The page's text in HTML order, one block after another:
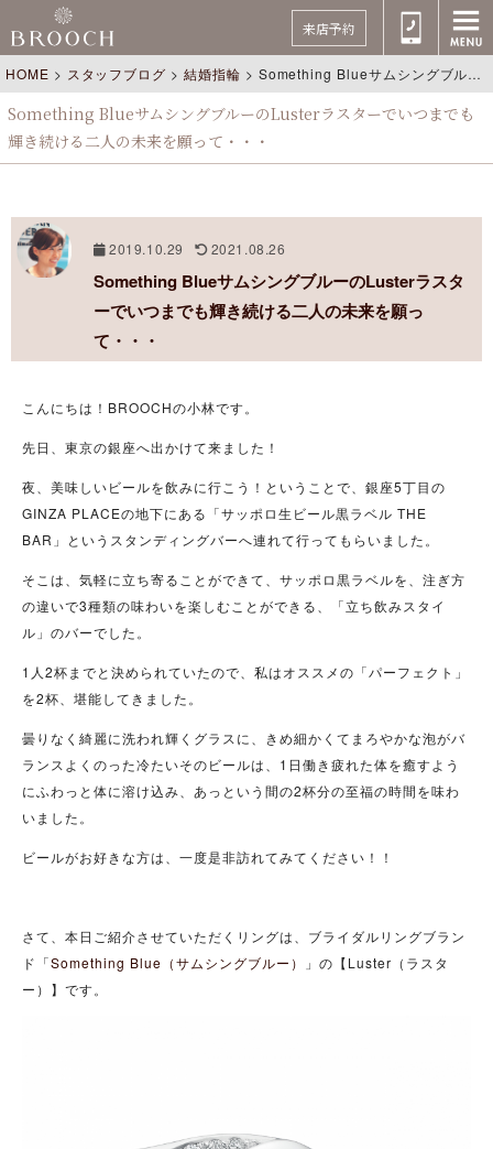
来店予約
HOME > スタッフブログ >結婚指輪 > Something BlueサムシングブルーのLusterラスターでいつまでも輝き続ける二人の未来を願って・・・
Something BlueサムシングブルーのLusterラスターでいつまでも
輝き続ける二人の未来を願って・・・
2019.10.29 2021.08.26
Something BlueサムシングブルーのLusterラスタ
ーでいつまでも輝き続ける二人の未来を願っ
て・・・
こんにちは！BROOCHの小林です。
先日、東京の銀座へ出かけて来ました！
夜、美味しいビールを飲みに行こう！ということで、銀座5丁目の
GINZA PLACEの地下にある「サッポロ生ビール黒ラベル THE
BAR」というスタンディングバーへ連れて行ってもらいました。
そこは、気軽に立ち寄ることができて、サッポロ黒ラベルを、注ぎ方
の違いで3種類の味わいを楽しむことができる、「立ち飲みスタイ
ル」のバーでした。
1人2杯までと決められていたので、私はオススメの「パーフェクト」
を2杯、堪能してきました。
曇りなく綺麗に洗われ輝くグラスに、きめ細かくてまろやかな泡がバ
ランスよくのった冷たいそのビールは、1日働き疲れた体を癒すよう
にふわっと体に溶け込み、あっという間の2杯分の至福の時間を味わ
いました。
ビールがお好きな方は、一度是非訪れてみてください！！
さて、本日ご紹介させていただくリングは、ブライダルリングブラン
ド「Something Blue（サムシングブルー）
」の【Luster（ラスタ
ー）】です。